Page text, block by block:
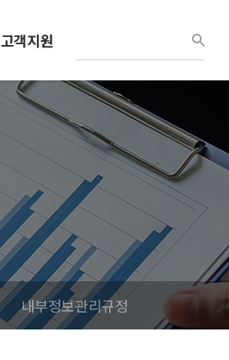
고객지원
견적문의
사용설명서
공지/소식
채용정보
내부정보관리규정